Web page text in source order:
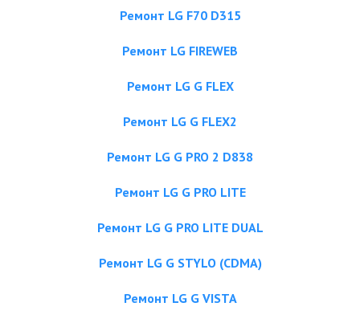
Ремонт LG F70 D315
Ремонт LG FIREWEB
Ремонт LG G FLEX
Ремонт LG G FLEX2
Ремонт LG G PRO 2 D838
Ремонт LG G PRO LITE
Ремонт LG G PRO LITE DUAL
Ремонт LG G STYLO (CDMA)
Ремонт LG G VISTA